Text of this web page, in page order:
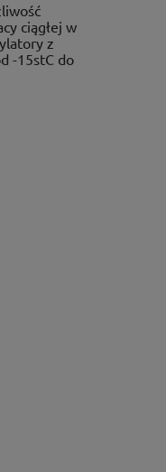
ciągłej w
z
-15stC do